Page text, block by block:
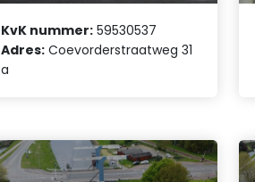
KvK nummer: 59530537
Adres: Coevorderstraatweg 31
a